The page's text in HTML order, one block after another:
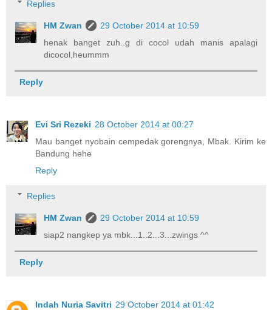
Replies
HM Zwan
29 October 2014 at 10:59
henak banget zuh..g di cocol udah manis apalagi
dicocol,heummm
Reply
Evi Sri Rezeki 28 October 2014 at 00:27
Mau banget nyobain cempedak gorengnya, Mbak. Kirim ke
Bandung hehe
Reply
Replies
HM Zwan
29 October 2014 at 10:59
siap2 nangkep ya mbk...1..2...3...zwings ^^
Reply
Indah Nuria Savitri 29 October 2014 at 01:42